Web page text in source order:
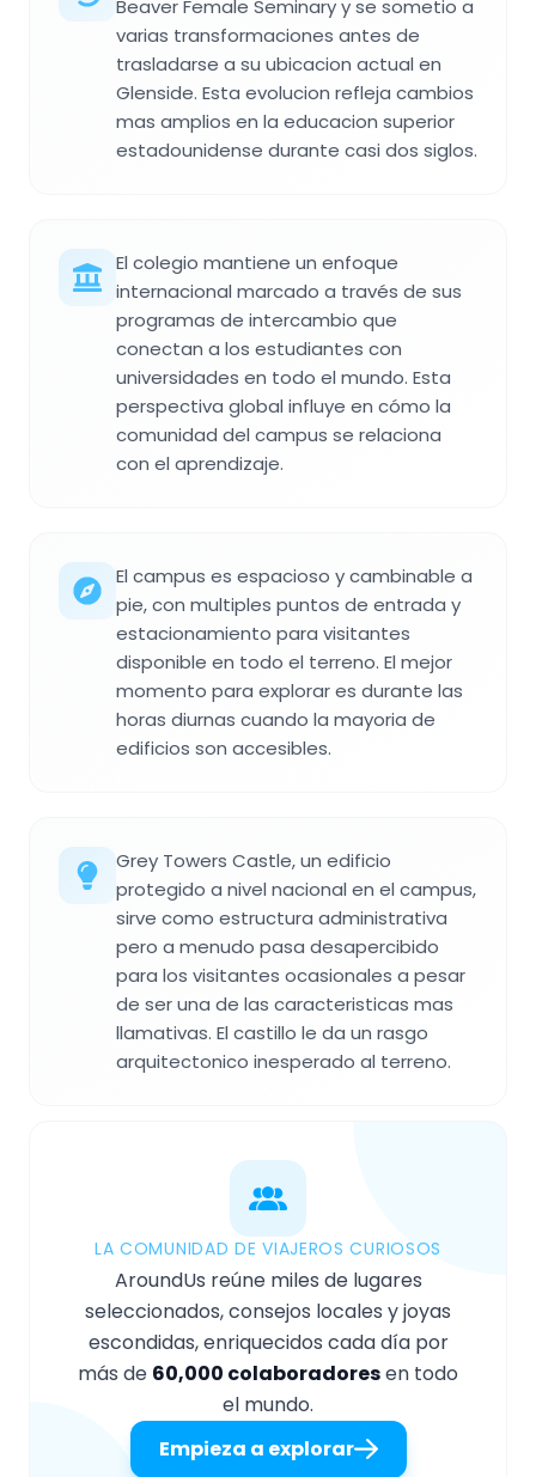
Beaver Female Seminary y se sometio a
varias transformaciones antes de
trasladarse a su ubicacion actual en
Glenside. Esta evolucion refleja cambios
mas amplios en la educacion superior
estadounidense durante casi dos siglos.
El colegio mantiene un enfoque
internacional marcado a través de sus
programas de intercambio que
conectan a los estudiantes con
universidades en todo el mundo. Esta
perspectiva global influye en cómo la
comunidad del campus se relaciona
con el aprendizaje.
El campus es espacioso y cambinable a
pie, con multiples puntos de entrada y
estacionamiento para visitantes
disponible en todo el terreno. El mejor
momento para explorar es durante las
horas diurnas cuando la mayoria de
edificios son accesibles.
Grey Towers Castle, un edificio
protegido a nivel nacional en el campus,
sirve como estructura administrativa
pero a menudo pasa desapercibido
para los visitantes ocasionales a pesar
de ser una de las caracteristicas mas
llamativas. El castillo le da un rasgo
arquitectonico inesperado al terreno.
LA COMUNIDAD DE VIAJEROS CURIOSOS
AroundUs reúne miles de lugares
seleccionados, consejos locales y joyas
escondidas, enriquecidos cada día por
más de 60,000 colaboradoresen todo
el mundo.
Empieza a explorar